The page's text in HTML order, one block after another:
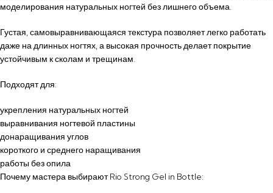
моделирования натуральных ногтей без лишнего объема.
Густая, самовыравнивающаяся текстура позволяет легко работать
даже на длинных ногтях, а высокая прочность делает покрытие
устойчивым к сколам и трещинам.
Подходят для:
укрепления натуральных ногтей
выравнивания ногтевой пластины
донаращивания углов
короткого и среднего наращивания
работы без опила
Почему мастера выбирают Rio Strong Gel in Bottle: